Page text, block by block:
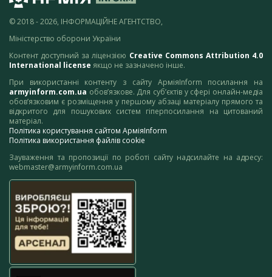
© 2018 - 2026, ІНФОРМАЦІЙНЕ АГЕНТСТВО,
Міністерство оборони України
Контент доступний за ліцензією Creative Commons Attribution 4.0
International license якщо не зазначено інше.
При використанні контенту з сайту АрміяInform посилання на
armyinform.com.ua обов’язкове. Для суб’єктів у сфері онлайн-медіа
обов’язковим є розміщення у першому абзаці матеріалу прямого та
відкритого для пошукових систем гіперпосилання на цитований
матеріал.
Політика користування сайтом АрміяInform
Політика використання файлів cookie
Зауваження та пропозиції по роботі сайту надсилайте на адресу:
webmaster@armyinform.com.ua